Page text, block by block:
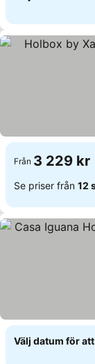
Från 3 229 kr
Se priser från 12
Välj datum för